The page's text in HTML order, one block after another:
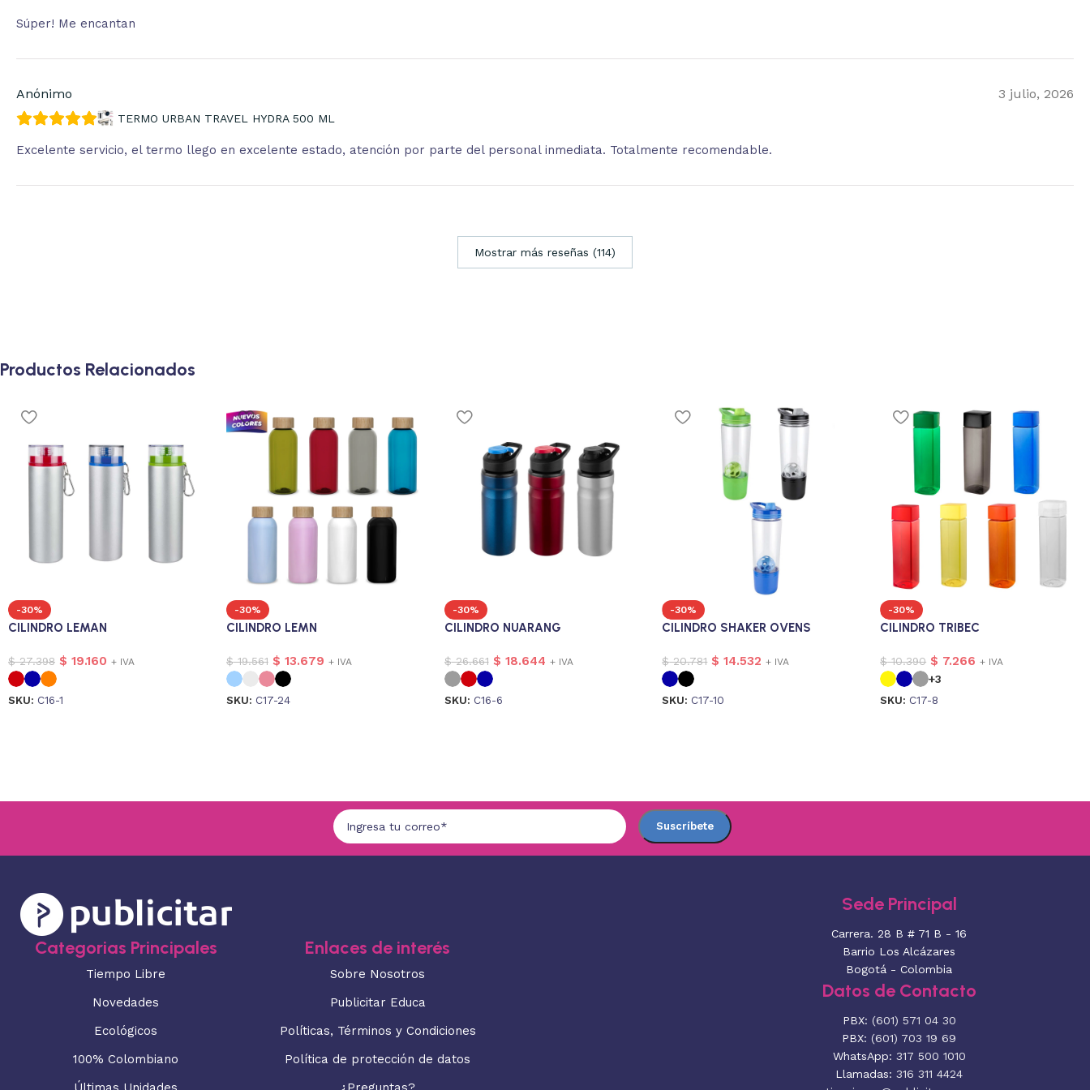
Súper! Me encantan
Anónimo 3 julio, 2026
TERMO URBAN TRAVEL HYDRA 500 ML
Excelente servicio, el termo llego en excelente estado, atención por parte del personal inmediata. Totalmente recomendable.
Mostrar más reseñas (114)
Productos Relacionados
-30%
CILINDRO LEMAN
$27.398 $ 19.160 + IVA
SKU: C16-1
-30%
CILINDRO LEMN
$19.561 $ 13.679 + IVA
SKU: C17-24
-30%
CILINDRO NUARANG
$26.661 $ 18.644 + IVA
SKU: C16-6
-30%
CILINDRO SHAKER OVENS
$20.781 $ 14.532 + IVA
SKU: C17-10
-30%
CILINDRO TRIBEC
$10.390 $ 7.266 + IVA
+3
SKU: C17-8
Categorias Principales
Tiempo Libre
Novedades
Ecológicos
100% Colombiano
Enlaces de interés
Sobre Nosotros
Publicitar Educa
Políticas, Términos y Condiciones
Política de protección de datos
Sede Principal
Carrera. 28 B # 71 B - 16
Barrio Los Alcázares
Bogotá - Colombia
Datos de Contacto
PBX: (601) 571 04 30
PBX: (601) 703 19 69
WhatsApp: 317 500 1010
Llamadas:316 311 4424